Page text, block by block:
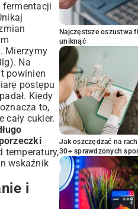
fermentacji
Mierzymy
Na
powinien
postępu
Kiedy
to,
cały cukier.
temperatury,
wskaźnik
i
Najczęstsze oszustwa
uniknąć
Jak oszczędzać na
30+ sprawdzonych